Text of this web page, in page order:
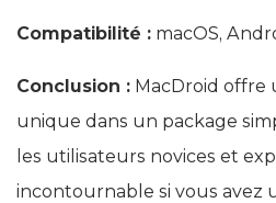
Compatibilité : macOS,
Conclusion : MacDroid offre
unique dans un package
les utilisateurs novices et
incontournable si vous avez